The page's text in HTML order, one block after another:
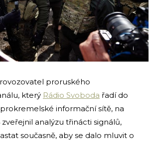
i
proruského
který Rádio Svoboda řadí do
informační sítě, na
analýzu třinácti signálů,
současně, aby se dalo mluvit o